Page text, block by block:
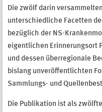
Die zwölf darin
unterschiedliche Facetten
bezüglich der NS-
eigentlichen Erinnerungsort
und dessen überregionale
bislang unveröffentlichten
Sammlungs- und
Die Publikation ist als